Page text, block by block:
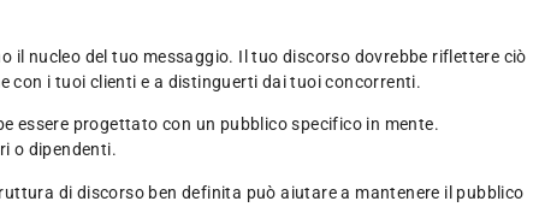
il nucleo del tuo messaggio. Il tuo discorso dovrebbe riflettere ciò
con i tuoi clienti e a distinguerti dai tuoi concorrenti.
essere progettato con un pubblico specifico in mente.
o dipendenti.
di discorso ben definita può aiutare a mantenere il pubblico